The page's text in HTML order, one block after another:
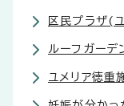
区民プラザ(
ルーフガーデ
ユメリア徳重